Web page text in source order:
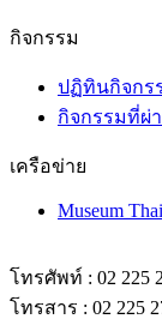
กิจกรรม
ปฏิทินกิจกร
กิจกรรมที่ผ่
เครือข่าย
Museum
โทรศัพท์ : 02 225
โทรสาร : 02 225